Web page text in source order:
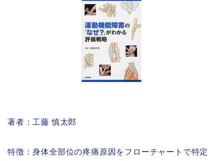
著者：工藤 慎太郎
特徴：身体全部位の疼痛原因をフローチャートで特定